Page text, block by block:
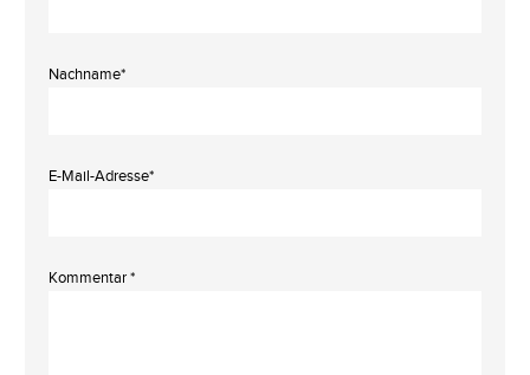
Nachname*
E-Mail-Adresse*
Kommentar *